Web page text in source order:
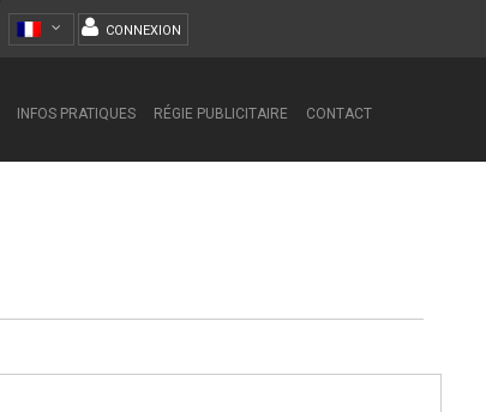
CONNEXION
INFOS PRATIQUES RÉGIE PUBLICITAIRE CONTACT